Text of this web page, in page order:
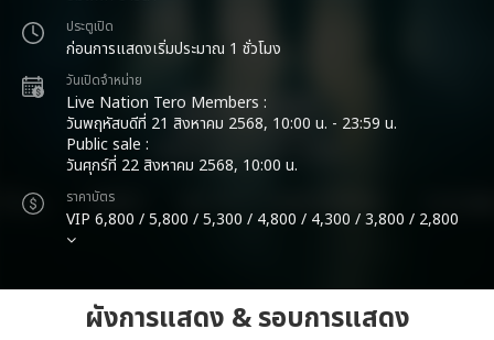
ประตูเปิด
ก่อนการแสดงเริ่มประมาณ 1 ชั่วโมง
วันเปิดจำหน่าย
Live Nation Tero Members :
วันพฤหัสบดีที่ 21 สิงหาคม 2568, 10:00 น. - 23:59 น.
Public sale :
วันศุกร์ที่ 22 สิงหาคม 2568, 10:00 น.
ราคาบัตร
VIP 6,800 / 5,800 / 5,300 / 4,800 / 4,300 / 3,800 / 2,800
ผังการแสดง & รอบการแสดง